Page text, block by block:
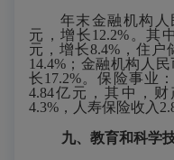
年末金融机构
元，增长12.2%。其
元，增长8.4%，住户
14.4%；金融机构人
长17.2%。保险事业
4.84亿元，其中，财
4.3%，人寿保险收入
九、教育和科学